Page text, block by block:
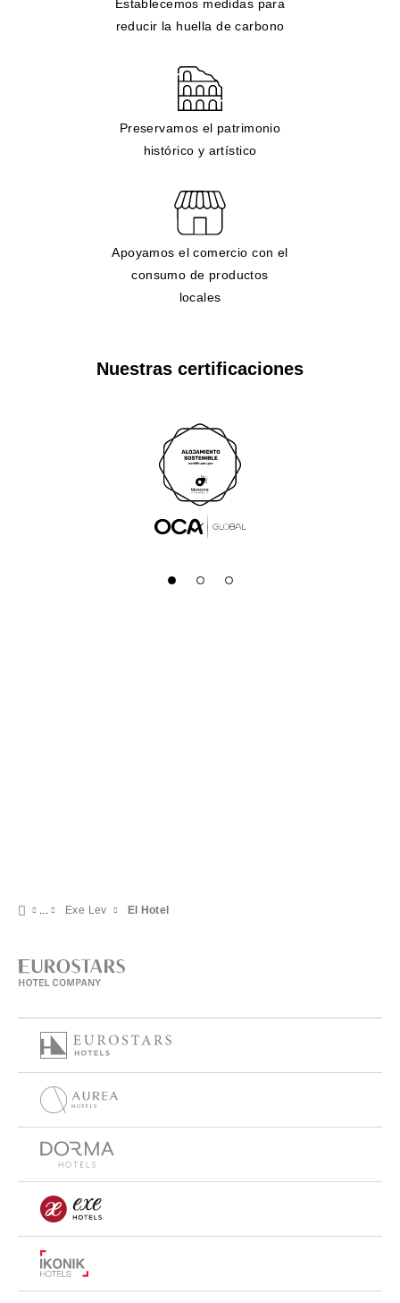
Establecemos medidas para
reducir la huella de carbono
Preservamos el patrimonio
histórico y artístico
Apoyamos el comercio con el
consumo de productos
locales
Nuestras certificaciones
Exe Lev El Hotel